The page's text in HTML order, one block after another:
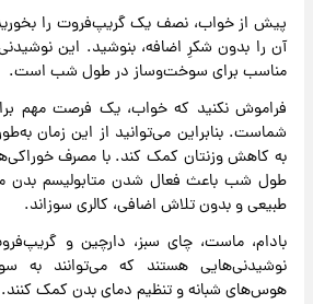
پیش از خواب، نصف یک گریپ‌فروت را بخورید
آن را بدون شکرِ اضافه، بنوشید. این
مناسب برای سوخت‌وساز در طول شب است.
فراموش نکنید که خواب، یک فرصت مهم
شماست. بنابراین می‌توانید از این زمان
به کاهش وزنتان کمک کند. با مصرف
طول شب باعث فعال شدن متابولیسم بدن
طبیعی و بدون تلاش اضافی، کالری سوزاند.
بادام، ماست، چای سبز، دارچین و
نوشیدنی‌هایی هستند که می‌توانند به
هوس‌های شبانه و تنظیم دمای بدن کمک کنند.